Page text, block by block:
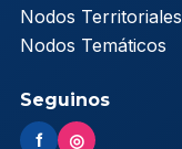
Nodos Territoriales
Nodos Temáticos
Seguinos
f ◎